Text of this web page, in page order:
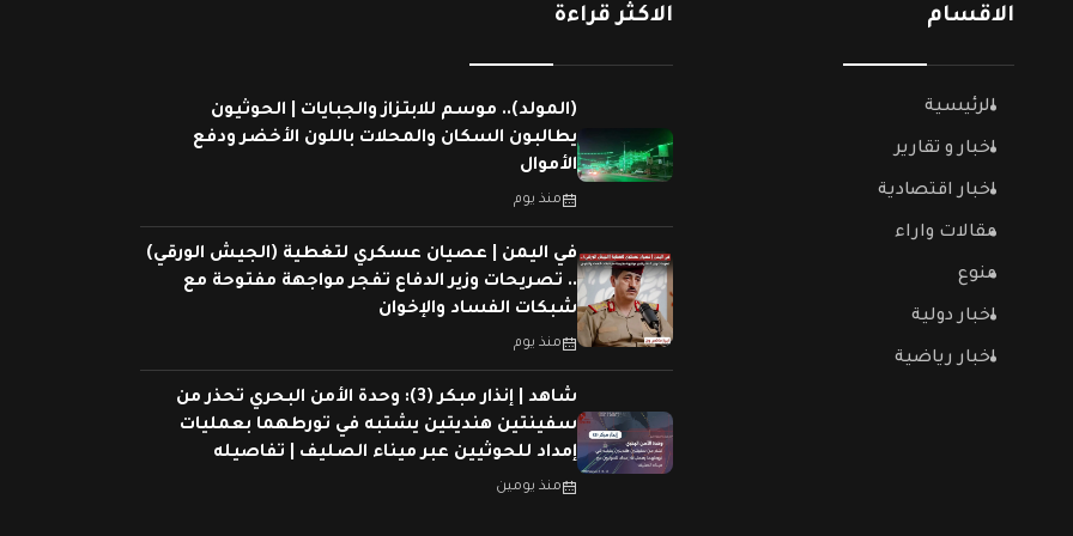
الاقسام
الرئيسية
اخبار و تقارير
اخبار اقتصادية
مقالات واراء
منوع
اخبار دولية
اخبار رياضية
الاكثر قراءة
(المولد).. موسم للابتزاز والجبايات | الحوثيون
يطالبون السكان والمحلات باللون الأخضر ودفع
الأموال
منذ يوم
في اليمن | عصيان عسكري لتغطية (الجيش الورقي)
.. تصريحات وزير الدفاع تفجر مواجهة مفتوحة مع
شبكات الفساد والإخوان
منذ يوم
شاهد | إنذار مبكر (3): وحدة الأمن البحري تحذر من
سفينتين هنديتين يشتبه في تورطهما بعمليات
إمداد للحوثيين عبر ميناء الصليف | تفاصيله
منذ يومين